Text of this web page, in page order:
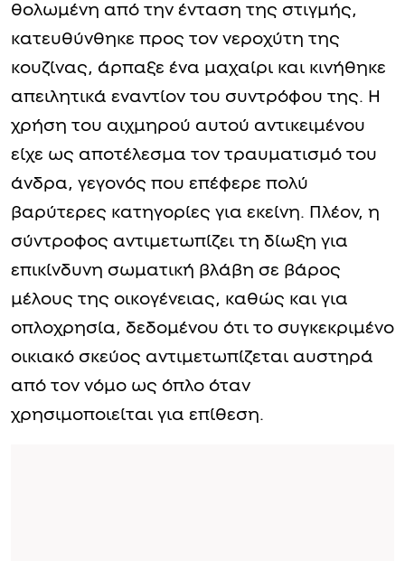
θολωμένη από την ένταση της στιγμής,
κατευθύνθηκε προς τον νεροχύτη της
κουζίνας, άρπαξε ένα μαχαίρι και κινήθηκε
απειλητικά εναντίον του συντρόφου της. Η
χρήση του αιχμηρού αυτού αντικειμένου
είχε ως αποτέλεσμα τον τραυματισμό του
άνδρα, γεγονός που επέφερε πολύ
βαρύτερες κατηγορίες για εκείνη. Πλέον, η
σύντροφος αντιμετωπίζει τη δίωξη για
επικίνδυνη σωματική βλάβη σε βάρος
μέλους της οικογένειας, καθώς και για
οπλοχρησία, δεδομένου ότι το συγκεκριμένο
οικιακό σκεύος αντιμετωπίζεται αυστηρά
από τον νόμο ως όπλο όταν
χρησιμοποιείται για επίθεση.